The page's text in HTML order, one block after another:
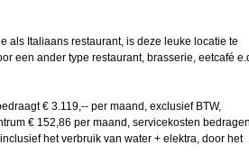
als Italiaans restaurant, is deze leuke locatie te
een ander type restaurant, brasserie, eetcafé
€ 3.119,-- per maand, exclusief BTW,
€ 152,86 per maand, servicekosten
het verbruik van water + elektra, door het